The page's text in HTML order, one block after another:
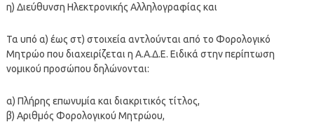
η) Διεύθυνση Ηλεκτρονικής Αλληλογραφίας και
Τα υπό α) έως στ) στοιχεία αντλούνται από το Φορολογικό
Μητρώο που διαχειρίζεται η Α.Α.Δ.Ε. Ειδικά στην περίπτωση
νομικού προσώπου δηλώνονται:
α) Πλήρης επωνυμία και διακριτικός τίτλος,
β) Αριθμός Φορολογικού Μητρώου,